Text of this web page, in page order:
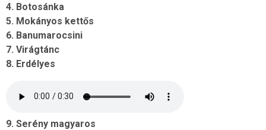
4. Botosánka
5. Mokányos kettős
6. Banumarocsini
7. Virágtánc
8. Erdélyes
9. Serény magyaros